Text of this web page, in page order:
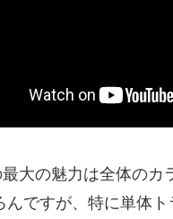
大の魅力は全体のカ
んですが、特に単体ト